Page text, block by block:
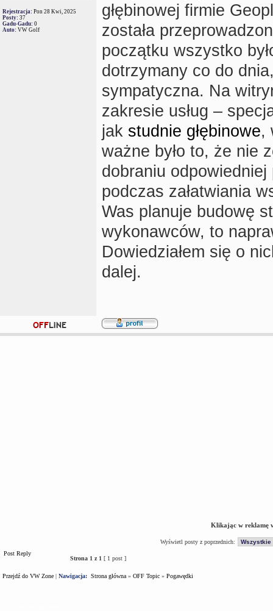
Rejestracja: Pon 28 Kwi, 2025
Posty: 37
Gadu-Gadu: 0
Auto: VW Golf
głębinowej firmie
została
początku wszystko
dotrzymany co do
sympatyczna. Na
zakresie usług –
jak studnie głębinowe,
ważne było to, że nie
dobraniu
podczas załatwiania
Was planuje budowę
wykonawców, to
Dowiedziałem się o
dalej.
Klikając w reklamę
Wyświetl posty z poprzednich:
Post Reply
Strona 1 z 1 [ 1 post ]
Przejdź do VW Zone | Nawigacja: Strona główna » OFF Topic » Pogawędki